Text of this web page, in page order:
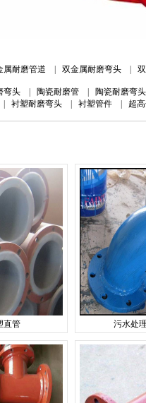
属耐磨管道 双金属耐磨弯头
弯头 陶瓷耐磨管 陶瓷耐磨弯头
衬塑耐磨弯头 衬塑管件 超
直管 污水处